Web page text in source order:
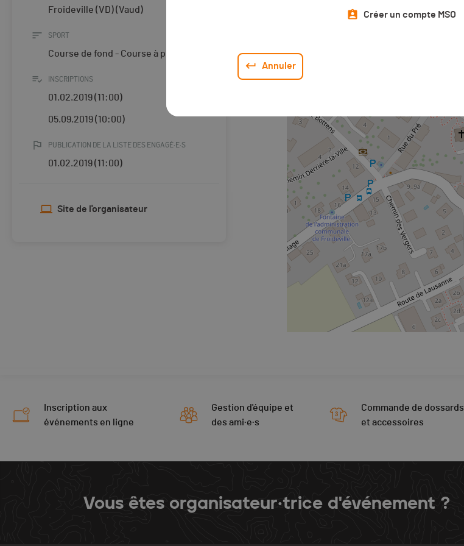
Créer un compte MSO
Annuler
Froideville (VD) (Vaud)
SPORT
Course de fond - Course à pied
INSCRIPTIONS
01.02.2019 (11:00)
05.09.2019 (10:00)
PUBLICATION DE LA LISTE DES ENGAGÉ·E·S
01.02.2019 (11:00)
Site de l'organisateur
Lieu d’arrivée de l'événement
−
Inscription aux
événements en ligne
Gestion d'équipe et
des ami·e·s
Commande de dossards
et accessoires
Vous êtes organisateur·trice d'événement ?